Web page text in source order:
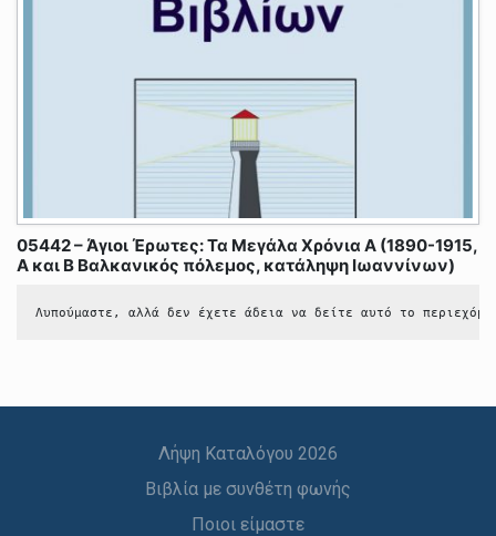
05442 – Άγιοι Έρωτες: Τα Μεγάλα Χρόνια Α (1890-1915,
Α και Β Βαλκανικός πόλεμος, κατάληψη Ιωαννίνων)
Λυπούμαστε, αλλά δεν έχετε άδεια να δείτε αυτό το
Λήψη Καταλόγου 2026
Βιβλία με συνθέτη φωνής
Ποιοι είμαστε